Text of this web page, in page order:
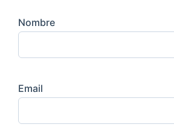
Nombre
Email